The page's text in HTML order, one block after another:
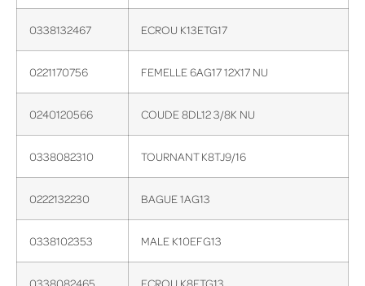
0338132467 ECROU K13ETG17
0221170756 FEMELLE 6AG17 12X17 NU
0240120566 COUDE 8DL12 3/8K NU
0338082310 TOURNANT K8TJ9/16
0222132230 BAGUE 1AG13
0338102353 MALE K10EFG13
0338082465 ECROU K8ETG13